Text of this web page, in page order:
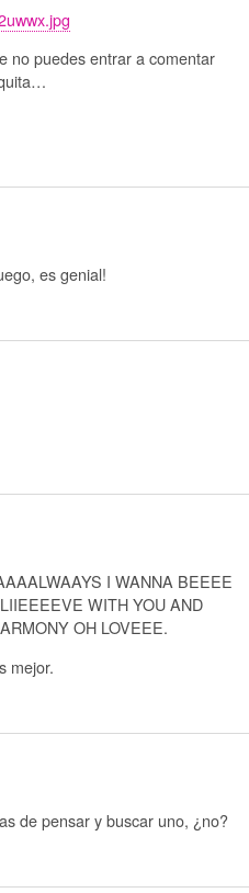
no puedes entrar a comentar
es genial!
I WANNA BEEEE
WITH YOU AND
OH LOVEEE.
mejor.
de pensar y buscar uno, ¿no?